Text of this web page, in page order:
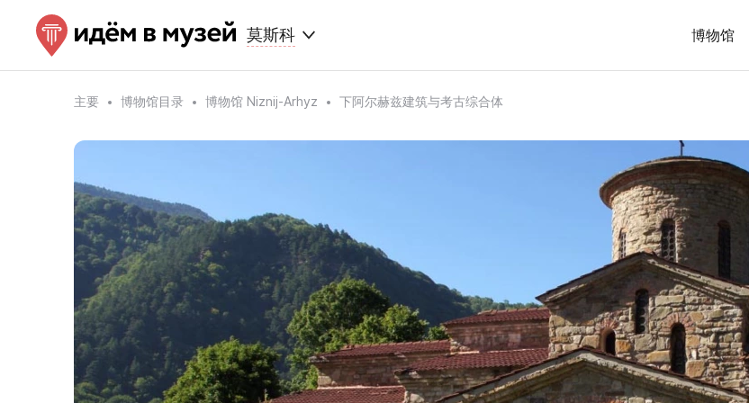
莫斯科 博物馆
主要 博物馆目录 博物馆 Niznij-Arhyz 下阿尔赫兹建筑与考古综合体